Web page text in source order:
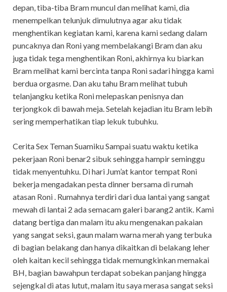
depan, tiba-tiba Bram muncul dan melihat kami, dia
menempelkan telunjuk dimulutnya agar aku tidak
menghentikan kegiatan kami, karena kami sedang dalam
puncaknya dan Roni yang membelakangi Bram dan aku
juga tidak tega menghentikan Roni, akhirnya ku biarkan
Bram melihat kami bercinta tanpa Roni sadari hingga kami
berdua orgasme. Dan aku tahu Bram melihat tubuh
telanjangku ketika Roni melepaskan penisnya dan
terjongkok di bawah meja. Setelah kejadian itu Bram lebih
sering memperhatikan tiap lekuk tubuhku.
Cerita Sex Teman Suamiku Sampai suatu waktu ketika
pekerjaan Roni benar2 sibuk sehingga hampir seminggu
tidak menyentuhku. Di hari Jum’at kantor tempat Roni
bekerja mengadakan pesta dinner bersama di rumah
atasan Roni . Rumahnya terdiri dari dua lantai yang sangat
mewah di lantai 2 ada semacam galeri barang2 antik. Kami
datang bertiga dan malam itu aku mengenakan pakaian
yang sangat seksi, gaun malam warna merah yang terbuka
di bagian belakang dan hanya dikaitkan di belakang leher
oleh kaitan kecil sehingga tidak memungkinkan memakai
BH, bagian bawahpun terdapat sobekan panjang hingga
sejengkal di atas lutut, malam itu saya merasa sangat seksi